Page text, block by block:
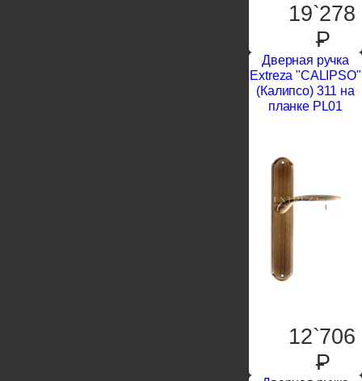
19`278
P
Дверная ручка
Extreza "CALIPSO"
(Калипсо) 311 на
планке PL01
12`706
P